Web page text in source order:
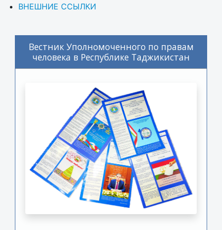
ВНЕШНИЕ ССЫЛКИ
Вестник Уполномоченного по правам
человека в Республике Таджикистан